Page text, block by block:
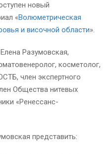
новый
«Волюметрическая
и височной области».
Разумовская,
косметолог,
член экспертного
Общества нитевых
«Ренессанс-
представить: